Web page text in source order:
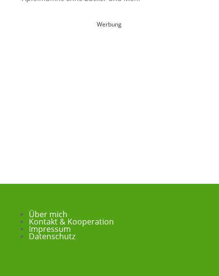
Werbung
Über mich
Kontakt & Kooperation
Impressum
Datenschutz